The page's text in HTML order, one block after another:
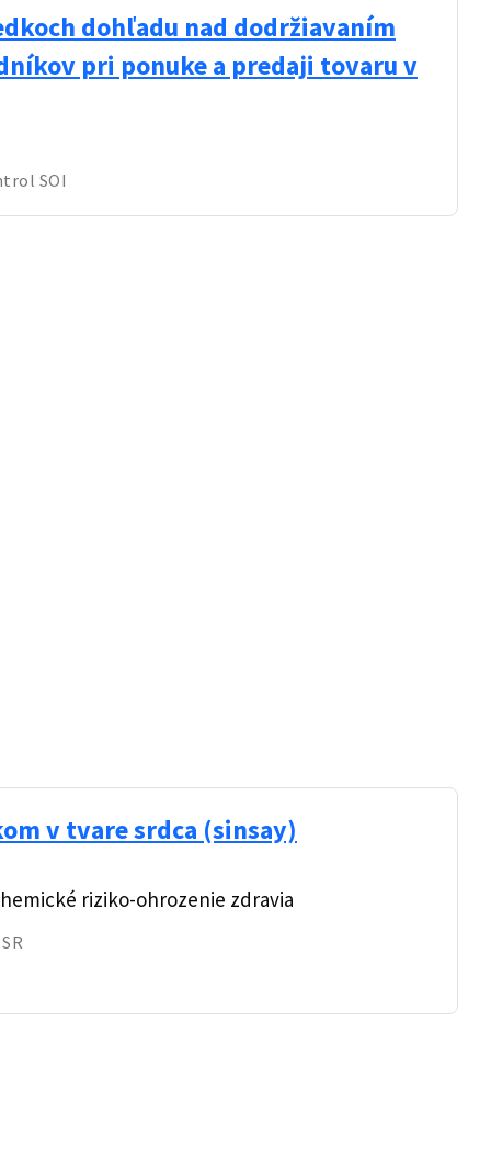
dohľadu nad dodržiavaním
pri ponuke a predaji tovaru v
SOI
v tvare srdca (sinsay)
riziko-ohrozenie zdravia